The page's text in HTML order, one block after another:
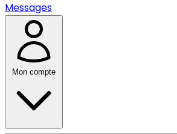
Messages
Mon compte